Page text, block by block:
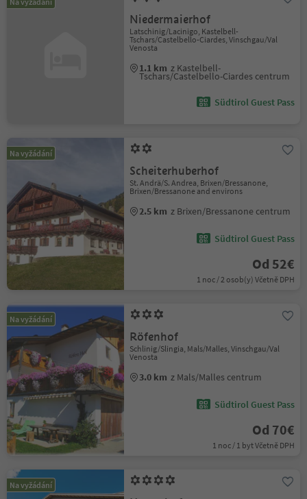
Niedermaierhof
Latschinig/Lacinigo, Kastelbell-
Tschars/Castelbello-Ciardes, Vinschgau/Val
Venosta
1.1 km z Kastelbell-
Tschars/Castelbello-Ciardes centrum
Südtirol Guest Pass
Na vyžádání
Scheiterhuberhof
St. Andrä/S. Andrea, Brixen/Bressanone,
Brixen/Bressanone and environs
2.5 km z Brixen/Bressanone centrum
Südtirol Guest Pass
Od 52€
1 noc / 2 osob(y) Včetně DPH
Na vyžádání
Röfenhof
Schlinig/Slingia, Mals/Malles, Vinschgau/Val
Venosta
3.0 km z Mals/Malles centrum
Südtirol Guest Pass
Od 70€
1 noc / 1 byt Včetně DPH
Na vyžádání